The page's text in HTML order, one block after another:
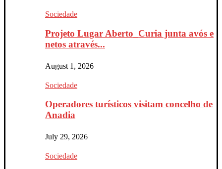
Sociedade
Projeto Lugar Aberto_Curia junta avós e
netos através...
August 1, 2026
Sociedade
Operadores turísticos visitam concelho de
Anadia
July 29, 2026
Sociedade